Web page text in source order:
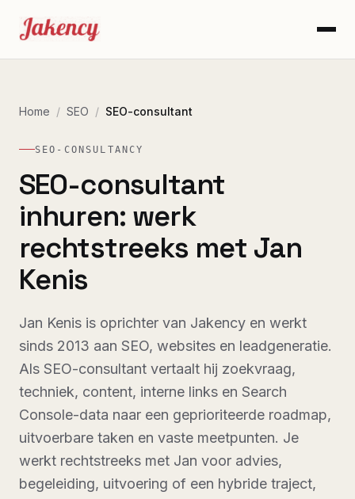
Home / SEO / SEO-consultant
SEO-CONSULTANCY
SEO-consultant
inhuren: werk
rechtstreeks met Jan
Kenis
Jan Kenis is oprichter van Jakency en werkt
sinds 2013 aan SEO, websites en leadgeneratie.
Als SEO-consultant vertaalt hij zoekvraag,
techniek, content, interne links en Search
Console-data naar een geprioriteerde roadmap,
uitvoerbare taken en vaste meetpunten. Je
werkt rechtstreeks met Jan voor advies,
begeleiding, uitvoering of een hybride traject,